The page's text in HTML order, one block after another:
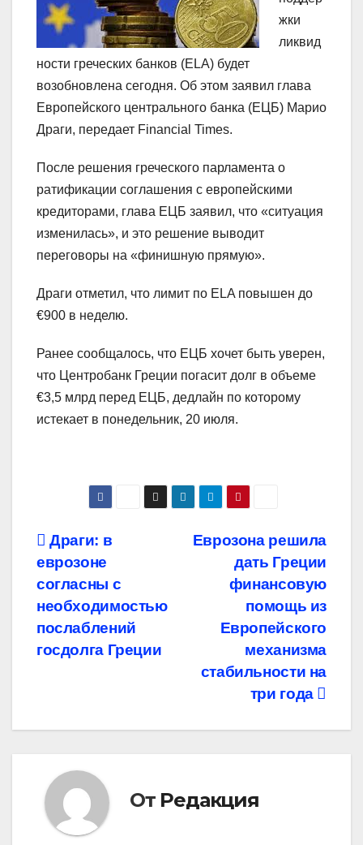
жки
ликвид
ности греческих банков (ELA) будет
возобновлена сегодня. Об этом заявил глава
Европейского центрального банка (ЕЦБ) Марио
Драги, передает Financial Times.
После решения греческого парламента о
ратификации соглашения с европейскими
кредиторами, глава ЕЦБ заявил, что «ситуация
изменилась», и это решение выводит
переговоры на «финишную прямую».
Драги отметил, что лимит по ELA повышен до
€900 в неделю.
Ранее сообщалось, что ЕЦБ хочет быть уверен,
что Центробанк Греции погасит долг в объеме
€3,5 млрд перед ЕЦБ, дедлайн по которому
истекает в понедельник, 20 июля.
Навигация
по
записям
Еврозона решила
дать Греции
финансовую
помощь из
Европейского
механизма
стабильности на
три года
Драги: в
еврозоне
согласны с
необходимостью
послаблений
госдолга Греции
От Редакция